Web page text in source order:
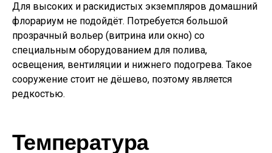
Для высоких и раскидистых экземпляров домашний
флорариум не подойдёт. Потребуется большой
прозрачный вольер (витрина или окно) со
специальным оборудованием для полива,
освещения, вентиляции и нижнего подогрева. Такое
сооружение стоит не дёшево, поэтому является
редкостью.
Температура